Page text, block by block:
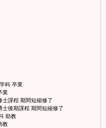
科 卒業
業
士課程 期間短縮修了
士後期課程 期間短縮修了
助教
教